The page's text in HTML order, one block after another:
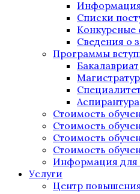
Списки
Конкурсные
Сведения о
Программы
Бакалавриат
Специалитет
Аспирантура
Стоимость
Стоимость
Стоимость
Стоимость
Информация для
Услуги
Центр